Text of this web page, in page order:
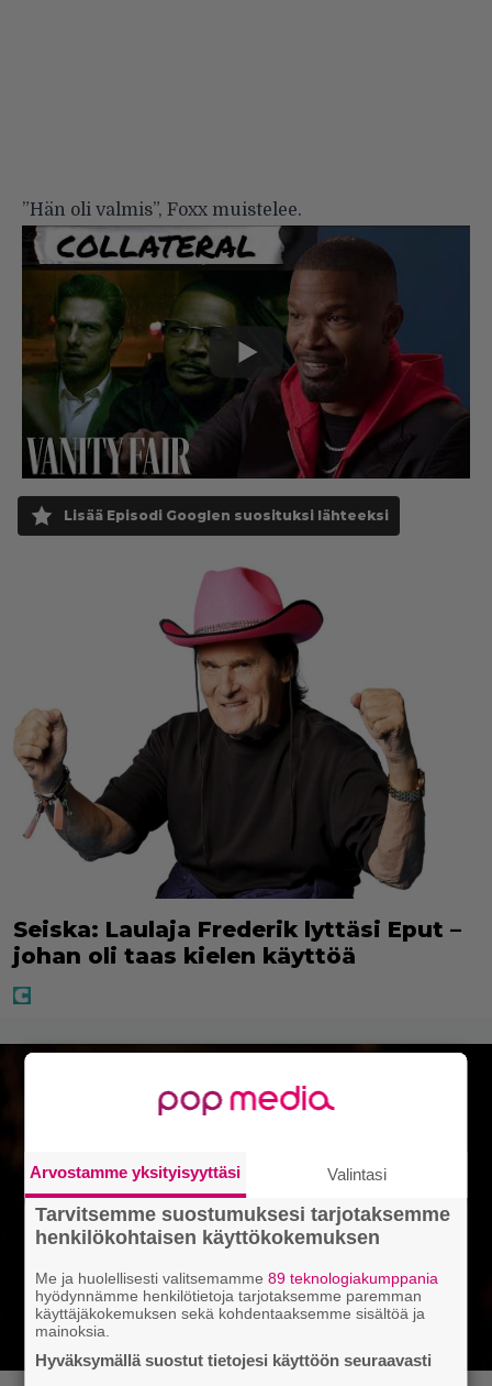
”Hän oli valmis”, Foxx muistelee.
Lisää Episodi Googlen suosituksi lähteeksi
Seiska: Laulaja Frederik lyttäsi Eput –
johan oli taas kielen käyttöä
Arvostamme yksityisyyttäsi Valintasi
Tarvitsemme suostumuksesi tarjotaksemme
henkilökohtaisen käyttökokemuksen
Me ja huolellisesti valitsemamme89 teknologiakumppania
hyödynnämme henkilötietoja tarjotaksemme paremman
käyttäjäkokemuksen sekä kohdentaaksemme sisältöä ja
mainoksia.
Hyväksymällä suostut tietojesi käyttöön seuraavasti